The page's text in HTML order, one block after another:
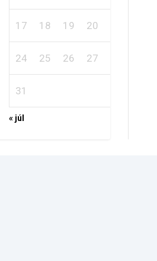
17 18 19 20
24 25 26 27
31
« júl